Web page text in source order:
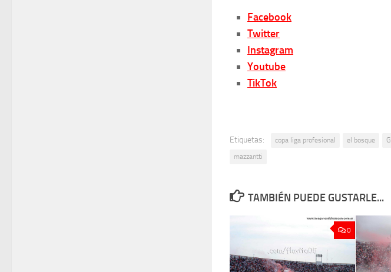
Facebook
Twitter
Instagram
Youtube
TikTok
Etiquetas: copa liga profesional el bosque
mazzantti
TAMBIÉN PUEDE GUSTARLE...
0